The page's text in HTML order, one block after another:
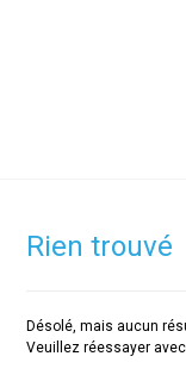
Rien trouvé
Désolé, mais aucun
Veuillez réessayer